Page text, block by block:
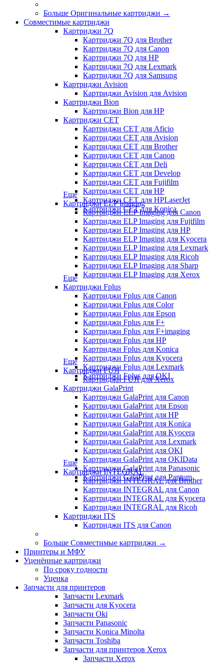
Больше Оригинальные картриджи →
Совместимые картриджи
Картриджи 7Q
Картриджи 7Q для Brother
Картриджи 7Q для Canon
Картриджи 7Q для HP
Картриджи 7Q для Lexmark
Картриджи 7Q для Samsung
Картриджи Avision
Картриджи Avision для Avision
Картриджи Bion
Картриджи Bion для HP
Картриджи CET
Картриджи CET для Aficio
Картриджи CET для Avision
Картриджи CET для Brother
Картриджи CET для Canon
Картриджи CET для Deli
Картриджи CET для Develop
Картриджи CET для Fujifilm
Картриджи CET для HP
Картриджи CET для HPLaserJet
Картриджи CET для Konica
Еще
Картриджи ELP Imaging
Картриджи ELP Imaging для Canon
Картриджи ELP Imaging для Fujifilm
Картриджи ELP Imaging для HP
Картриджи ELP Imaging для Kyocera
Картриджи ELP Imaging для Lexmark
Картриджи ELP Imaging для Ricoh
Картриджи ELP Imaging для Sharp
Картриджи ELP Imaging для Xerox
Еще
Картриджи Fplus
Картриджи Fplus для Canon
Картриджи Fplus для Color
Картриджи Fplus для Epson
Картриджи Fplus для F+
Картриджи Fplus для F+imaging
Картриджи Fplus для HP
Картриджи Fplus для Konica
Картриджи Fplus для Kyocera
Картриджи Fplus для Lexmark
Картриджи Fplus для OKI
Еще
Картриджи FUJI
Картриджи FUJI для Xerox
Картриджи GalaPrint
Картриджи GalaPrint для Canon
Картриджи GalaPrint для Epson
Картриджи GalaPrint для HP
Картриджи GalaPrint для Konica
Картриджи GalaPrint для Kyocera
Картриджи GalaPrint для Lexmark
Картриджи GalaPrint для OKI
Картриджи GalaPrint для OKIData
Картриджи GalaPrint для Panasonic
Картриджи GalaPrint для Pantum
Еще
Картриджи INTEGRAL
Картриджи INTEGRAL для Brother
Картриджи INTEGRAL для Canon
Картриджи INTEGRAL для Kyocera
Картриджи INTEGRAL для Ricoh
Картриджи ITS
Картриджи ITS для Canon
Больше Совместимые картриджи →
Принтеры и МФУ
Уценённые картриджи
По сроку годности
Уценка
Запчасти для принтеров
Запчасти Lexmark
Запчасти для Kyocera
Запчасти Oki
Запчасти Panasonic
Запчасти Koniсa Minolta
Запчасти Toshiba
Запчасти для принтеров Xerox
Запчасти Xerox